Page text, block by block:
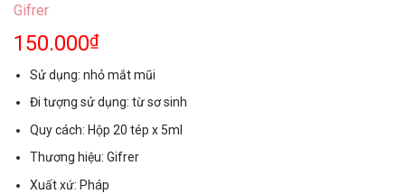
Gifrer
150.000₫
Sử dụng: nhỏ mắt mũi
Đi tượng sử dụng: từ sơ sinh
Quy cách: Hộp 20 tép x 5ml
Thương hiệu: Gifrer
Xuất xứ: Pháp